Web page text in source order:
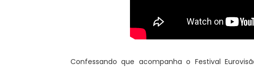
Confessando que acompanha o Festival